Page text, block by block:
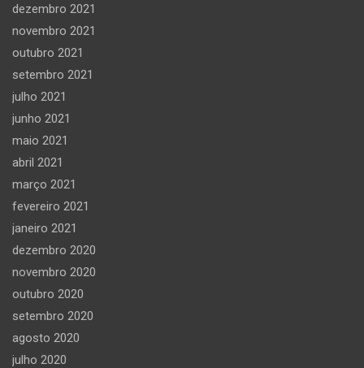
dezembro 2021
novembro 2021
outubro 2021
setembro 2021
julho 2021
junho 2021
maio 2021
abril 2021
março 2021
fevereiro 2021
janeiro 2021
dezembro 2020
novembro 2020
outubro 2020
setembro 2020
agosto 2020
julho 2020